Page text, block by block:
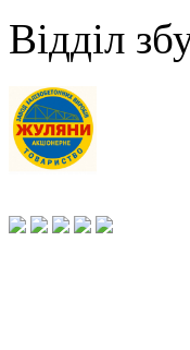
Відділ